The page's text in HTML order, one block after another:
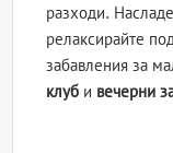
разходи.
релаксирайте
забавления за
клуб и вечерни